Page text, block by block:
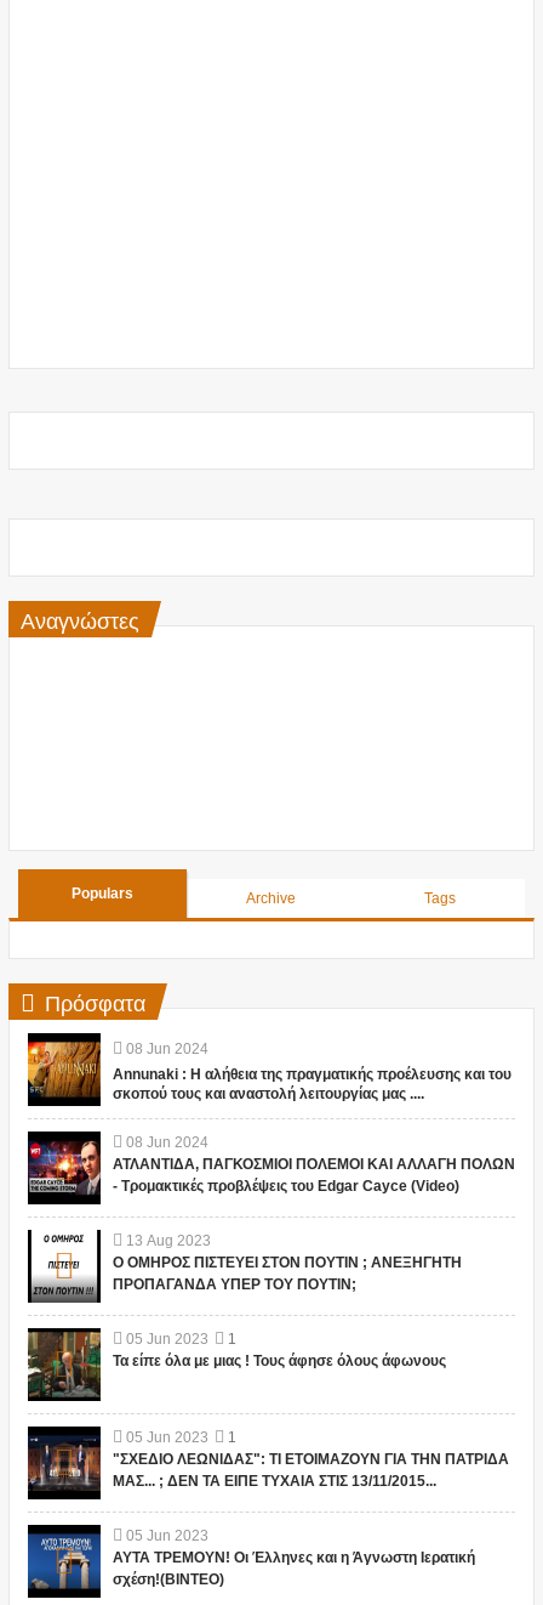
Αναγνώστες
Populars Archive Tags
Πρόσφατα
08 Jun 2024
Annunaki : Η αλήθεια της πραγματικής προέλευσης και του
σκοπού τους και αναστολή λειτουργίας μας ....
08 Jun 2024
ΑΤΛΑΝΤΙΔΑ, ΠΑΓΚΟΣΜΙΟΙ ΠΟΛΕΜΟΙ ΚΑΙ ΑΛΛΑΓΗ ΠΟΛΩΝ
- Τρομακτικές προβλέψεις του Edgar Cayce (Video)
13 Aug 2023
Ο ΟΜΗΡΟΣ ΠΙΣΤΕΥΕΙ ΣΤΟΝ ΠΟΥΤΙΝ ; ΑΝΕΞΗΓΗΤΗ
ΠΡΟΠΑΓΑΝΔΑ ΥΠΕΡ ΤΟΥ ΠΟΥΤΙΝ;
05 Jun 2023
1
Τα είπε όλα με μιας ! Τους άφησε όλους άφωνους
05 Jun 2023
1
"ΣΧΕΔΙΟ ΛΕΩΝΙΔΑΣ": ΤΙ ΕΤΟΙΜΑΖΟΥΝ ΓΙΑ ΤΗΝ ΠΑΤΡΙΔΑ
ΜΑΣ... ; ΔΕΝ ΤΑ ΕΙΠΕ ΤΥΧΑΙΑ ΣΤΙΣ 13/11/2015...
05 Jun 2023
ΑΥΤΑ ΤΡΕΜΟΥΝ! Οι Έλληνες και η Άγνωστη Ιερατική
σχέση!(ΒΙΝΤΕΟ)